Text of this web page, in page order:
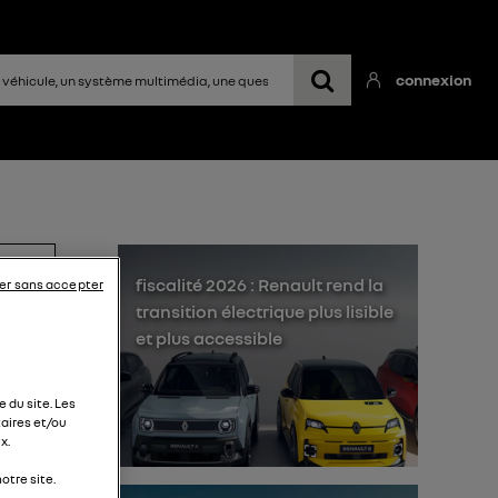
connexion
fiscalité 2026 : Renault rend la
transition électrique plus lisible
et plus accessible
du site. Les
et/ou
site.
sans accepter